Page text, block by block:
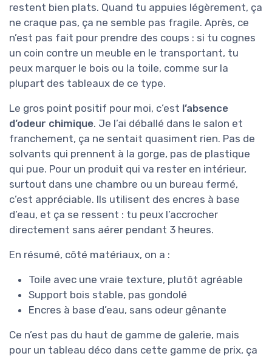
restent bien plats. Quand tu appuies légèrement, ça
ne craque pas, ça ne semble pas fragile. Après, ce
n’est pas fait pour prendre des coups : si tu cognes
un coin contre un meuble en le transportant, tu
peux marquer le bois ou la toile, comme sur la
plupart des tableaux de ce type.
Le gros point positif pour moi, c’est l’absence
d’odeur chimique. Je l’ai déballé dans le salon et
franchement, ça ne sentait quasiment rien. Pas de
solvants qui prennent à la gorge, pas de plastique
qui pue. Pour un produit qui va rester en intérieur,
surtout dans une chambre ou un bureau fermé,
c’est appréciable. Ils utilisent des encres à base
d’eau, et ça se ressent : tu peux l’accrocher
directement sans aérer pendant 3 heures.
En résumé, côté matériaux, on a :
Toile avec une vraie texture, plutôt agréable
Support bois stable, pas gondolé
Encres à base d’eau, sans odeur gênante
Ce n’est pas du haut de gamme de galerie, mais
pour un tableau déco dans cette gamme de prix, ça